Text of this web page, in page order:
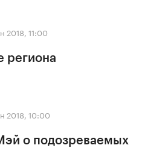
2018, 11:00
региона
2018, 10:00
о подозреваемых